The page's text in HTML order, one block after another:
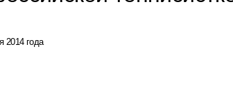
2014 года